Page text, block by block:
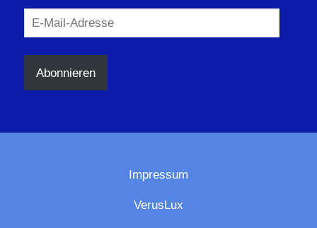
E-
Mail-
Adresse
Abonnieren
Impressum
VerusLux